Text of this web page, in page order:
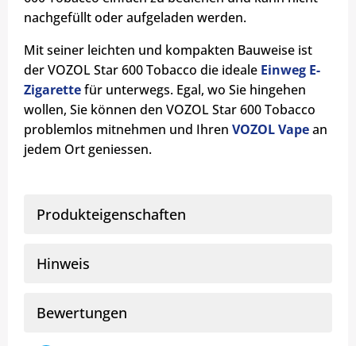
nachgefüllt oder aufgeladen werden.
Mit seiner leichten und kompakten Bauweise ist
der VOZOL Star 600 Tobacco die ideale Einweg E-
Zigarettefür unterwegs. Egal, wo Sie hingehen
wollen, Sie können den VOZOL Star 600 Tobacco
problemlos mitnehmen und Ihren VOZOL Vapean
jedem Ort geniessen.
Produkteigenschaften
Hinweis
Bewertungen